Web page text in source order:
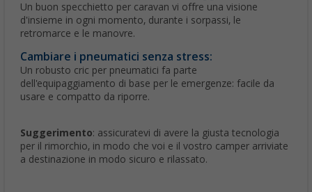
Un buon specchietto per caravan vi offre una visione
d'insieme in ogni momento, durante i sorpassi, le
retromarce e le manovre.
Cambiare i pneumatici senza stress:
Un robusto cric per pneumatici fa parte
dell'equipaggiamento di base per le emergenze: facile da
usare e compatto da riporre.
Suggerimento: assicuratevi di avere la giusta tecnologia
per il rimorchio, in modo che voi e il vostro camper arriviate
a destinazione in modo sicuro e rilassato.